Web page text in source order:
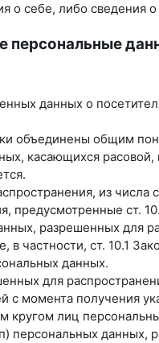
себе, либо сведения
данных о
объединены общим
касающихся
из
предусмотренные ст.
разрешенных для
частности, ст. 10.1
данных.
для
с момента получения
кругом лиц
персональных